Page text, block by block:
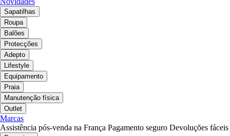
Sapatilhas
Roupa
Balões
Protecções
Adepto
Lifestyle
Equipamento
Praia
Manutenção física
Outlet
Marcas
Assistência pós-venda na França Pagamento seguro Devoluções fáceis